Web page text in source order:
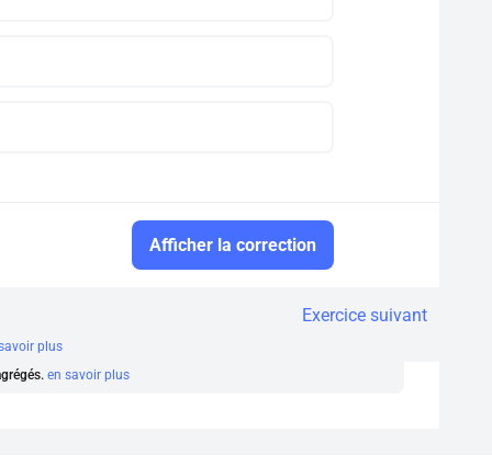
Afficher la correction
Exercice suivant
plus
en savoir plus